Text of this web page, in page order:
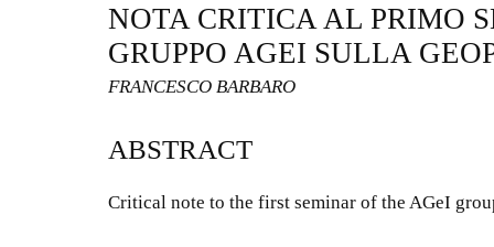
NOTA CRITICA AL PRIMO
GRUPPO AGEI SULLA
FRANCESCO BARBARO
ABSTRACT
Critical note to the first seminar of the AGeI